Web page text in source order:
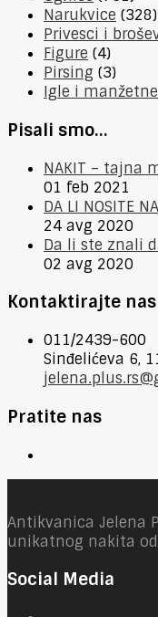
Narukvice (328)
Privesci i
Figure (4)
Pirsing (3)
Igle i manžetne
Pisali smo…
NAKIT – tajna
01 feb 2021
DA LI NOSITE
24 avg 2020
Da li ste znali
02 avg 2020
Kontaktirajte nas
011/2439-600
Sinđelićeva 6,
Pratite nas
Antikvanica Jelena
unikatnog nakita
Social Media